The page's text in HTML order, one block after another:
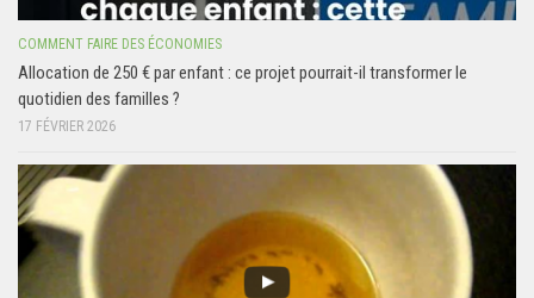
COMMENT FAIRE DES ÉCONOMIES
Allocation de 250 € par enfant : ce projet pourrait-il transformer le
quotidien des familles ?
17 FÉVRIER 2026